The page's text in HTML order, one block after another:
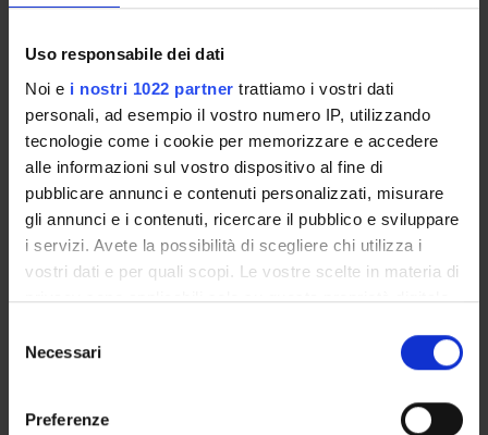
Uso responsabile dei dati
Noi e i nostri 1022 partner trattiamo i vostri dati
personali, ad esempio il vostro numero IP, utilizzando
tecnologie come i cookie per memorizzare e accedere
alle informazioni sul vostro dispositivo al fine di
pubblicare annunci e contenuti personalizzati, misurare
gli annunci e i contenuti, ricercare il pubblico e sviluppare
i servizi. Avete la possibilità di scegliere chi utilizza i
vostri dati e per quali scopi. Le vostre scelte in materia di
privacy sono applicabili solo su questa proprietà digitale
modificare o revocare il proprio consenso in qualsiasi
momento dalla Dichiarazione sui cookie o facendo clic
delNecessari
Preferenze
DEPARTMENTAL
FORMS
PLS - NATIONAL PLAN
FOR BIOLOGY AND
BIOTECHNOLOGY
WORK WITH US GUIDA AI SERVIZI